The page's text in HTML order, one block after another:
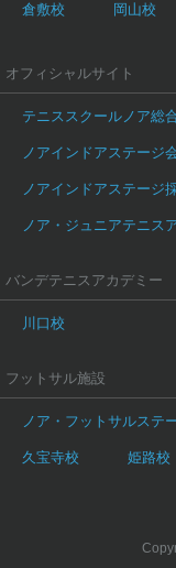
倉敷校 岡山校
オフィシャルサイト
テニススクールノア総
ノアインドアステージ
ノアインドアステージ
ノア・ジュニアテニス
バンデテニスアカデミー
川口校
フットサル施設
ノア・フットサルステ
久宝寺校 姫路校